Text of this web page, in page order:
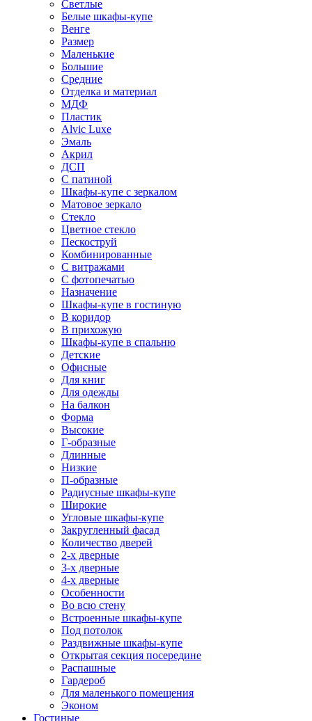
Светлые
Белые шкафы-купе
Венге
Размер
Маленькие
Большие
Средние
Отделка и материал
МДФ
Пластик
Alvic Luxe
Эмаль
Акрил
ДСП
С патиной
Шкафы-купе с зеркалом
Матовое зеркало
Стекло
Цветное стекло
Пескоструй
Комбинированные
С витражами
С фотопечатью
Назначение
Шкафы-купе в гостиную
В коридор
В прихожую
Шкафы-купе в спальню
Детские
Офисные
Для книг
Для одежды
На балкон
Форма
Высокие
Г-образные
Длинные
Низкие
П-образные
Радиусные шкафы-купе
Широкие
Угловые шкафы-купе
Закругленный фасад
Количество дверей
2-х дверные
3-х дверные
4-х дверные
Особенности
Во всю стену
Встроенные шкафы-купе
Под потолок
Раздвижные шкафы-купе
Открытая секция посередине
Распашные
Гардероб
Для маленького помещения
Эконом
Гостиные